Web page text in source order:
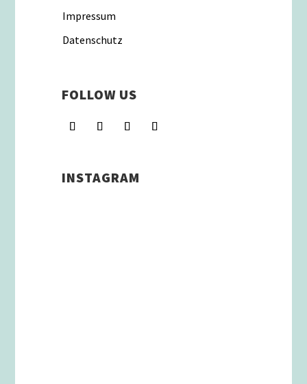
Impressum
Datenschutz
FOLLOW US
INSTAGRAM